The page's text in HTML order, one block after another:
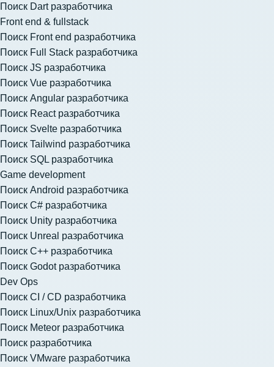
Поиск Dart разработчика
Front end & fullstack
Поиск Front end разработчика
Поиск Full Stack разработчика
Поиск JS разработчика
Поиск Vue разработчика
Поиск Angular разработчика
Поиск React разработчика
Поиск Svelte разработчика
Поиск Tailwind разработчика
Поиск SQL разработчика
Game development
Поиск Android разработчика
Поиск C# разработчика
Поиск Unity разработчика
Поиск Unreal разработчика
Поиск C++ разработчика
Поиск Godot разработчика
Dev Ops
Поиск CI / CD разработчика
Поиск Linux/Unix разработчика
Поиск Meteor разработчика
Поиск разработчика
Поиск VMware разработчика